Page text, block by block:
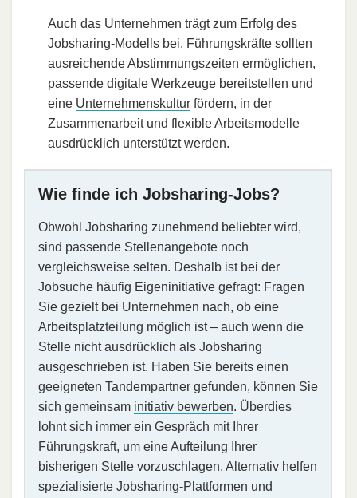
Auch das Unternehmen trägt zum Erfolg des
Jobsharing-Modells bei. Führungskräfte sollten
ausreichende Abstimmungszeiten ermöglichen,
passende digitale Werkzeuge bereitstellen und
eine Unternehmenskultur fördern, in der
Zusammenarbeit und flexible Arbeitsmodelle
ausdrücklich unterstützt werden.
Wie finde ich Jobsharing-Jobs?
Obwohl Jobsharing zunehmend beliebter wird,
sind passende Stellenangebote noch
vergleichsweise selten. Deshalb ist bei der
Jobsuche häufig Eigeninitiative gefragt: Fragen
Sie gezielt bei Unternehmen nach, ob eine
Arbeitsplatzteilung möglich ist – auch wenn die
Stelle nicht ausdrücklich als Jobsharing
ausgeschrieben ist. Haben Sie bereits einen
geeigneten Tandempartner gefunden, können Sie
sich gemeinsam initiativ bewerben. Überdies
lohnt sich immer ein Gespräch mit Ihrer
Führungskraft, um eine Aufteilung Ihrer
bisherigen Stelle vorzuschlagen. Alternativ helfen
spezialisierte Jobsharing-Plattformen und